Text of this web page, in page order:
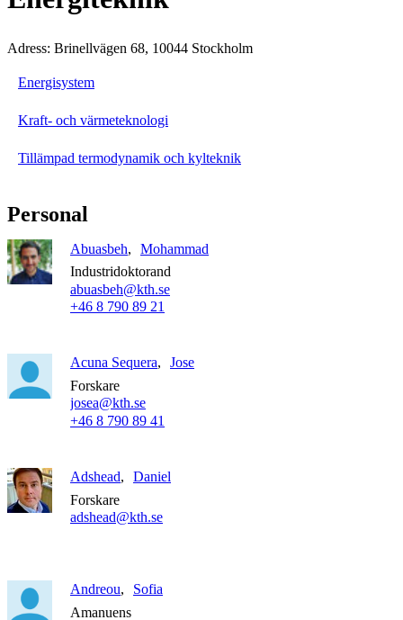
Adress: Brinellvägen 68, 10044 Stockholm
Energisystem
Kraft- och värmeteknologi
Tillämpad termodynamik och kylteknik
Personal
Abuasbeh
Mohammad
Industridoktorand
abuasbeh@kth.se
+46 8 790 89 21
Acuna Sequera
Jose
Forskare
josea@kth.se
+46 8 790 89 41
Adshead
Daniel
Forskare
adshead@kth.se
Andreou
Sofia
Amanuens